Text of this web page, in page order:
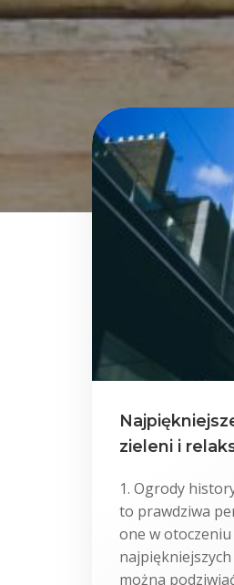
zieleni i
1. Ogrody
to prawdziwa
one w otoczeniu
można